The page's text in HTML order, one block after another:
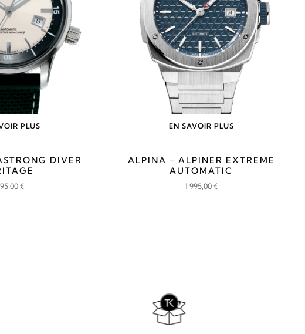
PLUS
DIVER
€
EN SAVOIR PLUS
ALPINA - ALPINER EXTREME
AUTOMATIC
1 995,00€